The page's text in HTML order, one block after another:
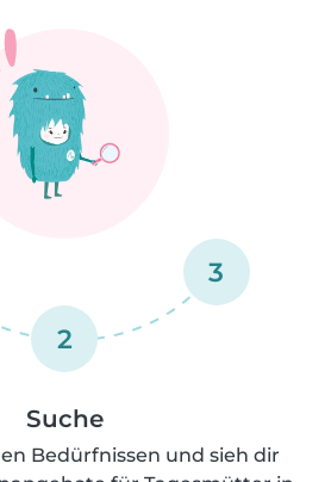
2
3
Suche
Bedürfnissen und sieh dir